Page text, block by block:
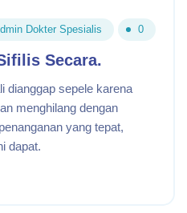
Dokter Spesialis 0
Secara.
dianggap sepele karena
menghilang dengan
yang tepat,
dapat.